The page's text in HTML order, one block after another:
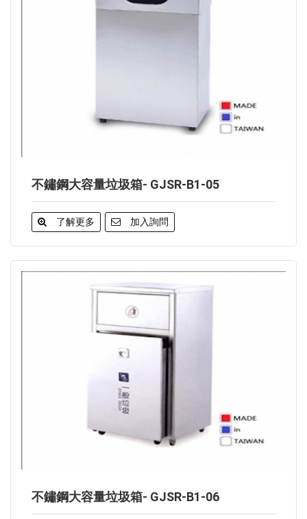
不鏽鋼大容量垃圾箱- GJSR-B1-05
了解更多 加入詢問
不鏽鋼大容量垃圾箱- GJSR-B1-06